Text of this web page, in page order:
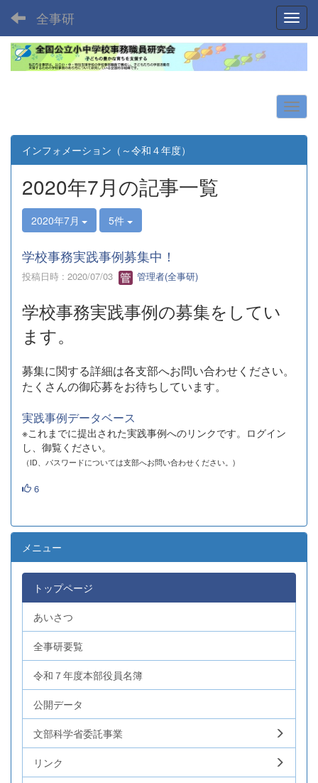
全事研
インフォメーション（～令和４年度）
2020年7月の記事一覧
2020年7月 5件
学校事務実践事例募集中！
投稿日時 : 2020/07/03 管理者(全事研)
学校事務実践事例の募集をしてい
ます。
募集に関する詳細は各支部へお問い合わせください。
たくさんの御応募をお待ちしています。
実践事例データベース
※これまでに提出された実践事例へのリンクです。ログイン
し、御覧ください。
（ID、パスワードについては支部へお問い合わせください。)
6
メニュー
トップページ
あいさつ
全事研要覧
令和７年度本部役員名簿
公開データ
文部科学省委託事業
リンク